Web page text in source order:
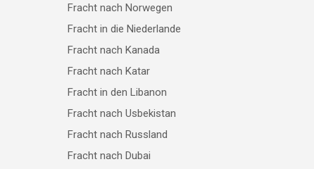
Fracht nach Norwegen
Fracht in die Niederlande
Fracht nach Kanada
Fracht nach Katar
Fracht in den Libanon
Fracht nach Usbekistan
Fracht nach Russland
Fracht nach Dubai